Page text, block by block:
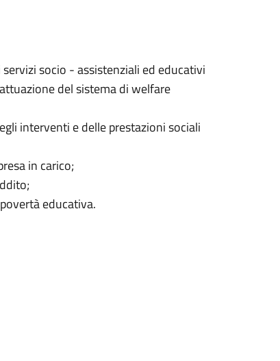
socio - assistenziali ed educativi
del sistema di welfare
interventi e delle prestazioni sociali
in carico;
educativa.